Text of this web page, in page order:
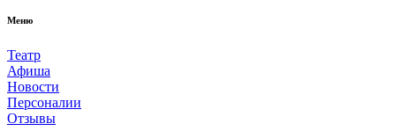
Меню
Театр
Афиша
Новости
Персоналии
Отзывы